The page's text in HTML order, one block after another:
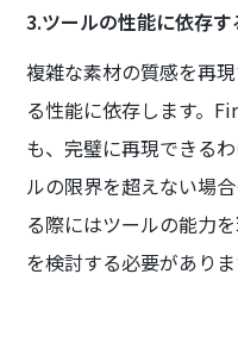
3.ツールの性能に依存す
複雑な素材の質感を再
る性能に依存します。
も、完璧に再現できる
ルの限界を超えない場
る際にはツールの能力
を検討する必要がありま